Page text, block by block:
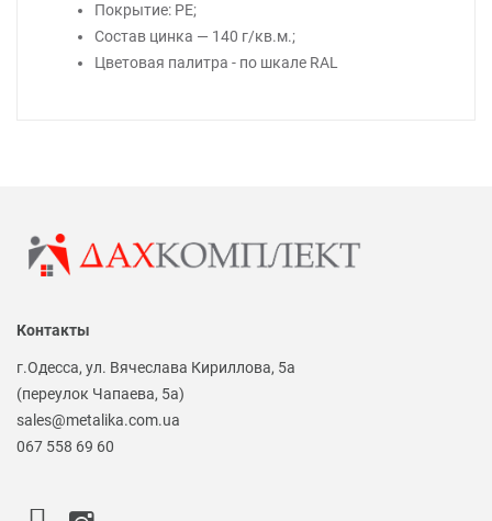
Покрытие: PE;
Состав цинка — 140 г/кв.м.;
Цветовая палитра - по шкале RAL
Контакты
г.Одесса, ул. Вячеслава Кириллова, 5а
(переулок Чапаева, 5а)
sales@metalika.com.ua
067 558 69 60